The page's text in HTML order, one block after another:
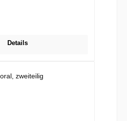
Details